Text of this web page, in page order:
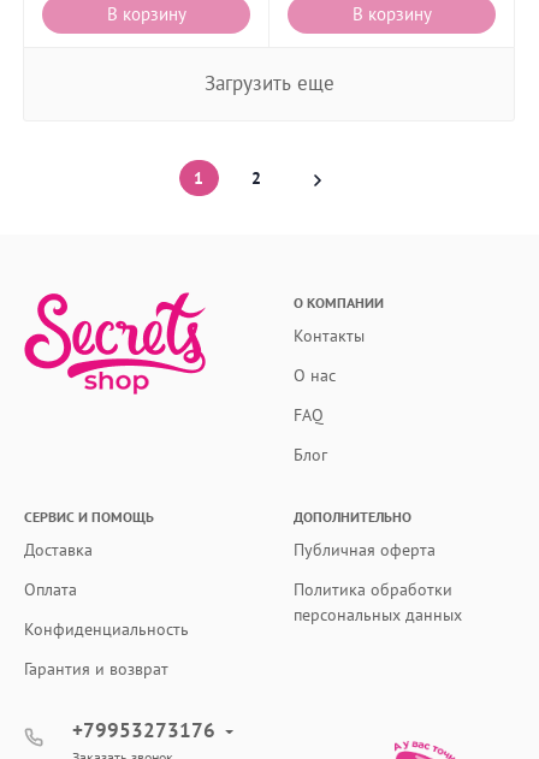
В корзину В корзину
Загрузить еще
1 2
О КОМПАНИИ
Контакты
О нас
FAQ
Блог
СЕРВИС И ПОМОЩЬ
Доставка
Оплата
Конфиденциальность
Гарантия и возврат
ДОПОЛНИТЕЛЬНО
Публичная оферта
Политика обработки
персональных данных
+79953273176